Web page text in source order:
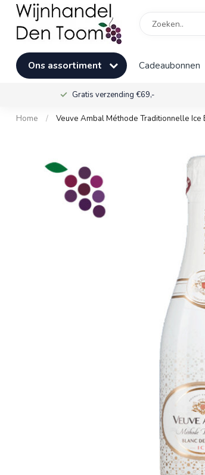
Ons assortiment Cadeaubonnen
Gratis verzending €69,-
Home / Veuve Ambal Méthode Traditionnelle Ice